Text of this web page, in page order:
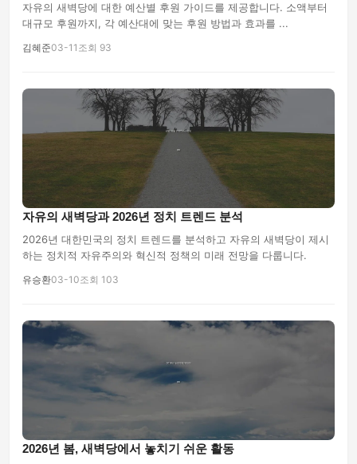
자유의 새벽당에 대한 예산별 후원 가이드를 제공합니다. 소액부터
대규모 후원까지, 각 예산대에 맞는 후원 방법과 효과를 ...
김혜준03-11 조회 93
자유의 새벽당과 2026년 정치 트렌드 분석
2026년 대한민국의 정치 트렌드를 분석하고 자유의 새벽당이 제시
하는 정치적 자유주의와 혁신적 정책의 미래 전망을 다룹니다.
유승환03-10조회 103
2026년 봄, 새벽당에서 놓치기 쉬운 활동